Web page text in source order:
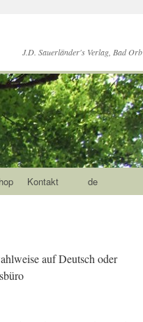
J.D. Sauerländer's Verlag, Bad Orb
Kontakt de
auf Deutsch oder